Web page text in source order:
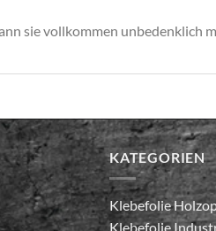
sie vollkommen unbedenklich
KATEGORIEN
Klebefolie
Klebefolie